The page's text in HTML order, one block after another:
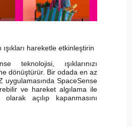
hareketle etkinleştirin
teknolojisi, ışıklarınızı
dönüştürür. Bir odada en az
uygulamasında SpaceSense
ve hareket algılama ile
olarak açılıp kapanmasını